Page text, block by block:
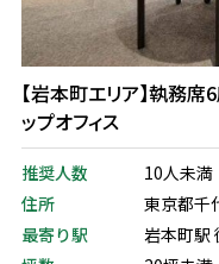
【岩本町エリア】執務
ップオフィス
推奨人数
10人未満
住所
東京都千
最寄り駅
岩本町駅